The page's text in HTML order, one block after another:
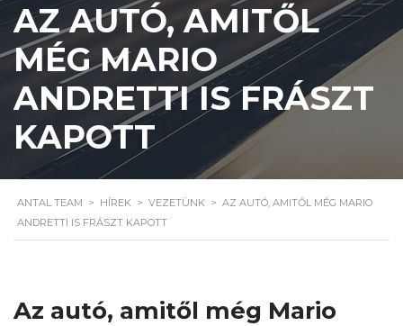
AZ AUTÓ, AMITŐL
MÉG MARIO
ANDRETTI IS FRÁSZT
KAPOTT
ANTAL TEAM > HÍREK > VEZETÜNK > AZ AUTÓ, AMITŐL MÉG MARIO
ANDRETTI IS FRÁSZT KAPOTT
Az autó, amitől még Mario